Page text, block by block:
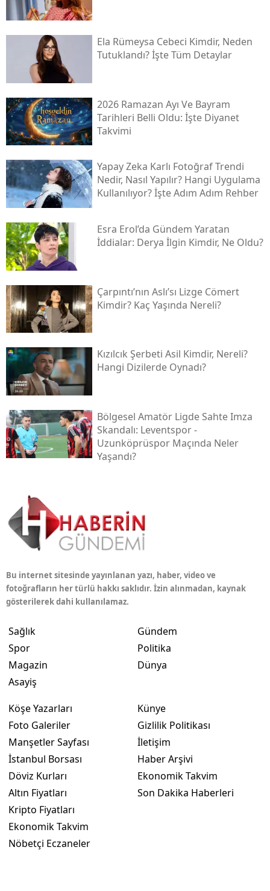
Ela Rümeysa Cebeci Kimdir, Neden
Tutuklandı? İşte Tüm Detaylar
2026 Ramazan Ayı Ve Bayram
Tarihleri Belli Oldu: İşte Diyanet
Takvimi
Yapay Zeka Karlı Fotoğraf Trendi
Nedir, Nasıl Yapılır? Hangi Uygulama
Kullanılıyor? İşte Adım Adım Rehber
Esra Erol’da Gündem Yaratan
İddialar: Derya İlgin Kimdir, Ne Oldu?
Çarpıntı’nın Aslı’sı Lizge Cömert
Kimdir? Kaç Yaşında Nereli?
Kızılcık Şerbeti Asil Kimdir, Nereli?
Hangi Dizilerde Oynadı?
Bölgesel Amatör Ligde Sahte Imza
Skandalı: Leventspor -
Uzunköprüspor Maçında Neler
Yaşandı?
Bu internet sitesinde yayınlanan yazı, haber, video ve
fotoğrafların her türlü hakkı saklıdır. İzin alınmadan, kaynak
gösterilerek dahi kullanılamaz.
Sağlık
Spor
Magazin
Asayiş
Gündem
Politika
Dünya
Köşe Yazarları
Foto Galeriler
Manşetler Sayfası
İstanbul Borsası
Döviz Kurları
Altın Fiyatları
Kripto Fiyatları
Ekonomik Takvim
Nöbetçi Eczaneler
Künye
Gizlilik Politikası
İletişim
Haber Arşivi
Ekonomik Takvim
Son Dakika Haberleri